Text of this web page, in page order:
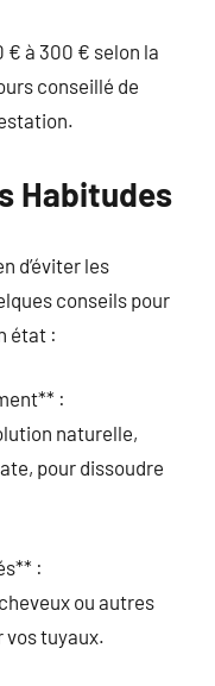
€ à 300 € selon la
conseillé de
Habitudes
d’éviter les
conseils pour
état :
:
naturelle,
pour dissoudre
:
ou autres
tuyaux.